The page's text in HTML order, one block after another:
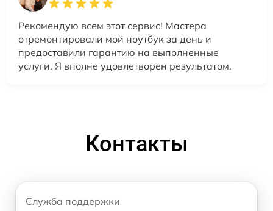
Рекомендую всем этот сервис! Мастера
отремонтировали мой ноутбук за день и
предоставили гарантию на выполненные
услуги. Я вполне удовлетворен результатом.
Контакты
Служба поддержки